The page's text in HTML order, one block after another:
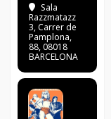
Sala
Razzmatazz
3, Carrer de
Pamplona,
88, 08018
BARCELONA